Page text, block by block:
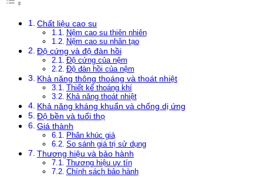
Chất liệu cao su
Nệm cao su thiên nhiên
Nệm cao su nhân tạo
Độ cứng và độ đàn hồi
Độ cứng của nệm
Độ đàn hồi của nệm
Khả năng thông thoáng và thoát nhiệt
Thiết kế thoáng khí
Khả năng thoát nhiệt
Khả năng kháng khuẩn và chống dị ứng
Độ bền và tuổi thọ
Giá thành
Phân khúc giá
So sánh giá trị sử dụng
Thương hiệu và bảo hành
Thương hiệu uy tín
Chính sách bảo hành